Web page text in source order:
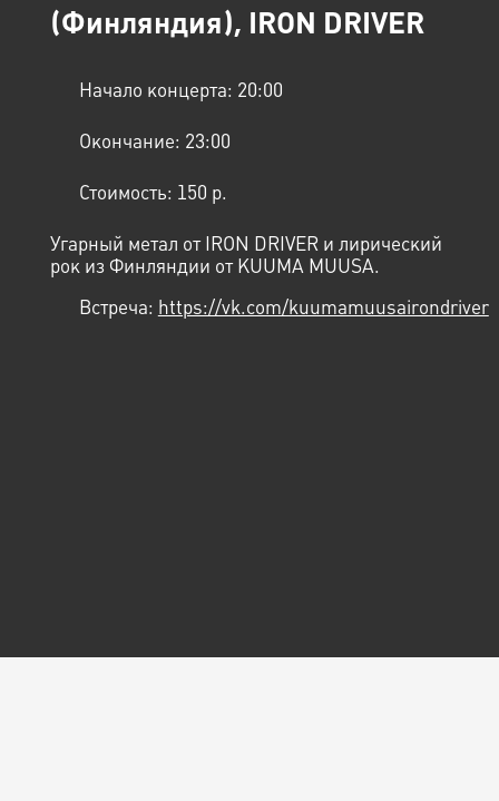
(Финляндия), IRON DRIVER
Начало концерта: 20:00
Окончание: 23:00
Стоимость: 150 p.
Угарный метал от IRON DRIVER и лирический
рок из Финляндии от KUUMA MUUSA.
Встреча: https://vk.com/kuumamuusairondriver